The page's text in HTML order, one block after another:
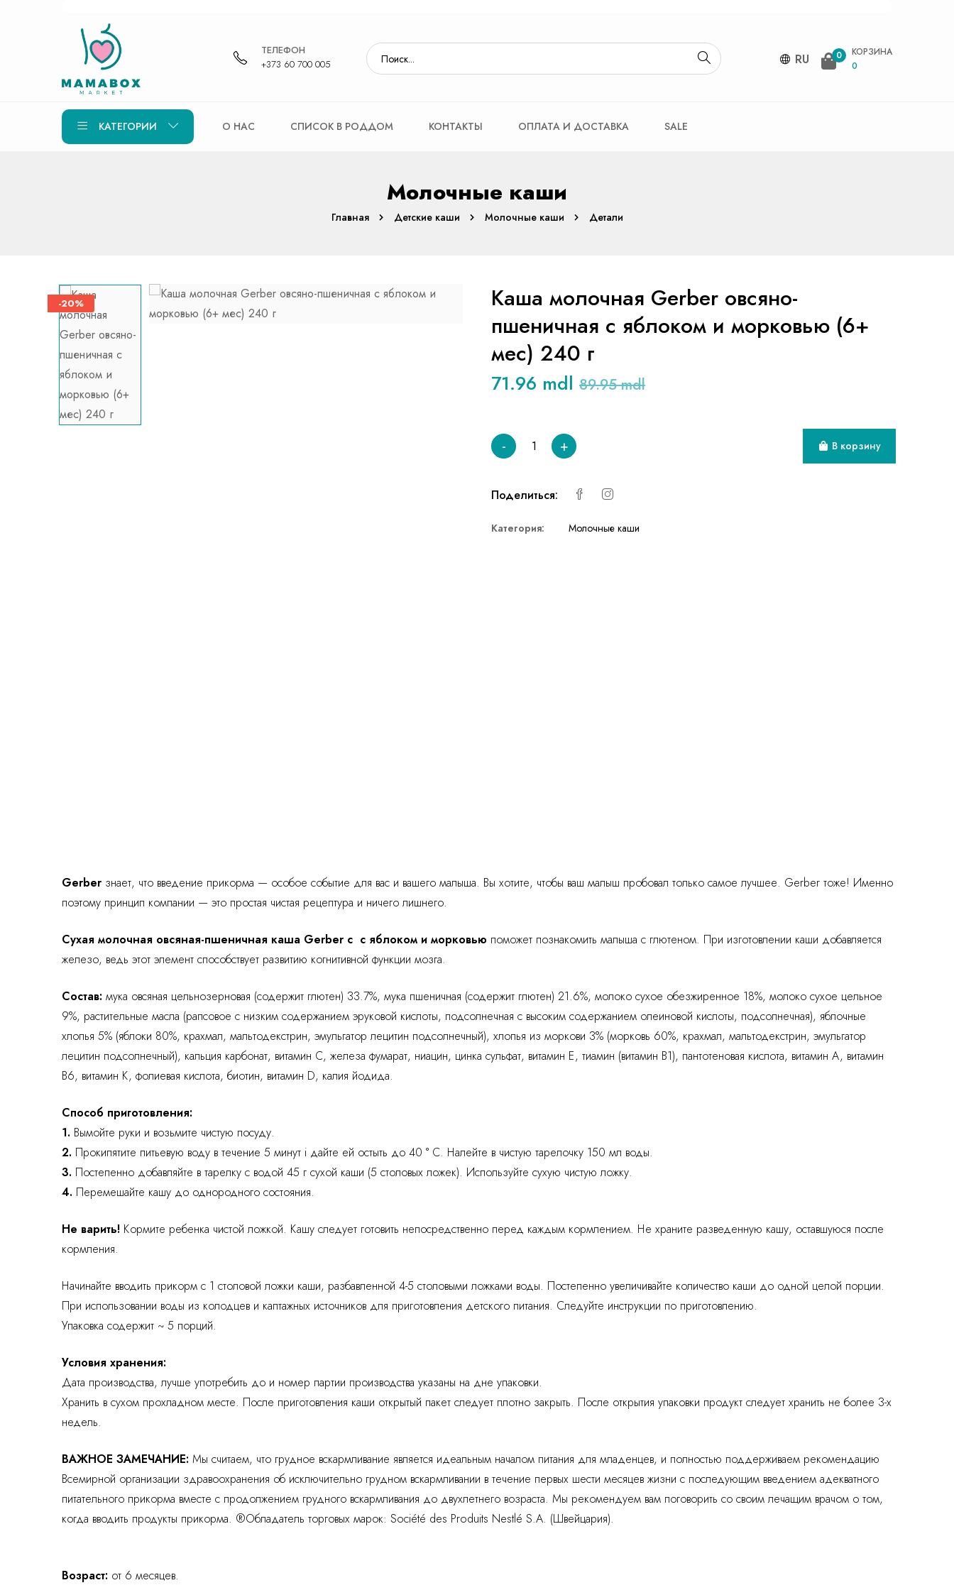
ТЕЛЕФОН
+373 60 700 005
RU 0
КОРЗИНА
0
КАТЕГОРИИ О НАС СПИСОК В РОДДОМ КОНТАКТЫ ОПЛАТА И ДОСТАВКА SALE
Молочные каши
Главная Детские каши Молочные каши Детали
-20%
Каша молочная Gerber овсяно-
пшеничная с яблоком и морковью (6+
мес) 240 г
71.96 mdl 89.95 mdl
- + В корзину
Поделиться:
Категория: Молочные каши
Gerber знает, что введение прикорма — особое событие для вас и вашего малыша. Вы хотите, чтобы ваш малыш пробовал только самое лучшее. Gerber тоже! Именно
поэтому принцип компании — это простая чистая рецептура и ничего лишнего.
Сухая молочная овсяная-пшеничная каша Gerber с с яблоком и морковью поможет познакомить малыша с глютеном. При изготовлении каши добавляется
железо, ведь этот элемент способствует развитию когнитивной функции мозга.
Состав: мука овсяная цельнозерновая (содержит глютен) 33.7%, мука пшеничная (содержит глютен) 21.6%, молоко сухое обезжиренное 18%, молоко сухое цельное
9%, растительные масла (рапсовое с низким содержанием эруковой кислоты, подсолнечная с высоким содержанием олеиновой кислоты, подсолнечная), яблочные
хлопья 5% (яблоки 80%, крахмал, мальтодекстрин, эмульгатор лецитин подсолнечный), хлопья из моркови 3% (морковь 60%, крахмал, мальтодекстрин, эмульгатор
лецитин подсолнечный), кальция карбонат, витамин С, железа фумарат, ниацин, цинка сульфат, витамин Е, тиамин (витамин В1), пантотеновая кислота, витамин А, витамин
В6, витамин К, фолиевая кислота, биотин, витамин D, калия йодида.
Способ приготовления:
1. Вымойте руки и возьмите чистую посуду.
2. Прокипятите питьевую воду в течение 5 минут i дайте ей остыть до 40 ° С. Налейте в чистую тарелочку 150 мл воды.
3. Постепенно добавляйте в тарелку с водой 45 г сухой каши (5 столовых ложек). Используйте сухую чистую ложку.
4. Перемешайте кашу до однородного состояния.
Не варить! Кормите ребенка чистой ложкой. Кашу следует готовить непосредственно перед каждым кормлением. Не храните разведенную кашу, оставшуюся после
кормления.
Начинайте вводить прикорм с 1 столовой ложки каши, разбавленной 4-5 столовыми ложками воды. Постепенно увеличивайте количество каши до одной целой порции.
При использовании воды из колодцев и каптажных источников для приготовления детского питания. Следуйте инструкции по приготовлению.
Упаковка содержит ~ 5 порций.
Условия хранения:
Дата производства, лучше употребить до и номер партии производства указаны на дне упаковки.
Хранить в сухом прохладном месте. После приготовления каши открытый пакет следует плотно закрыть. После открытия упаковки продукт следует хранить не более 3-х
недель.
ВАЖНОЕ ЗАМЕЧАНИЕ: Мы считаем, что грудное вскармливание является идеальным началом питания для младенцев, и полностью поддерживаем рекомендацию
Всемирной организации здравоохранения об исключительно грудном вскармливании в течение первых шести месяцев жизни с последующим введением адекватного
питательного прикорма вместе с продолжением грудного вскармливания до двухлетнего возраста. Мы рекомендуем вам поговорить со своим лечащим врачом о том,
когда вводить продукты прикорма. ®Обладатель торговых марок: Société des Produits Nestlé S.A. (Швейцария).
Возраст: от 6 месяцев.